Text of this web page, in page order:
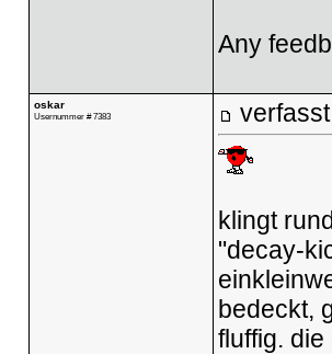
Any
oskar
Usernummer # 7383 verfasst
klingt
"decay-
bedeckt,
fluffig.